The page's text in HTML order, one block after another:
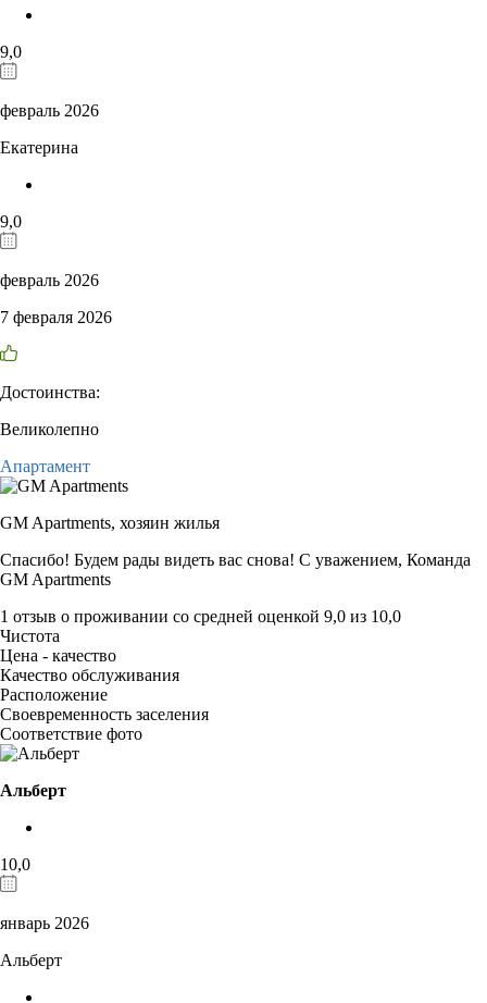
9,0
февраль 2026
Екатерина
9,0
февраль 2026
7 февраля 2026
Достоинства:
Великолепно
Апартамент
GM Apartments, хозяин жилья
Спасибо! Будем рады видеть вас снова! С уважением, Команда
GM Apartments
1 отзыв о проживании со средней оценкой 9,0 из 10,0
Чистота
Цена - качество
Качество обслуживания
Расположение
Своевременность заселения
Соответствие фото
Альберт
10,0
январь 2026
Альберт